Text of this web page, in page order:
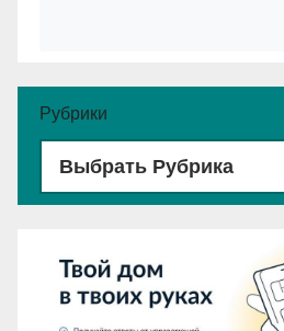
Рубрики